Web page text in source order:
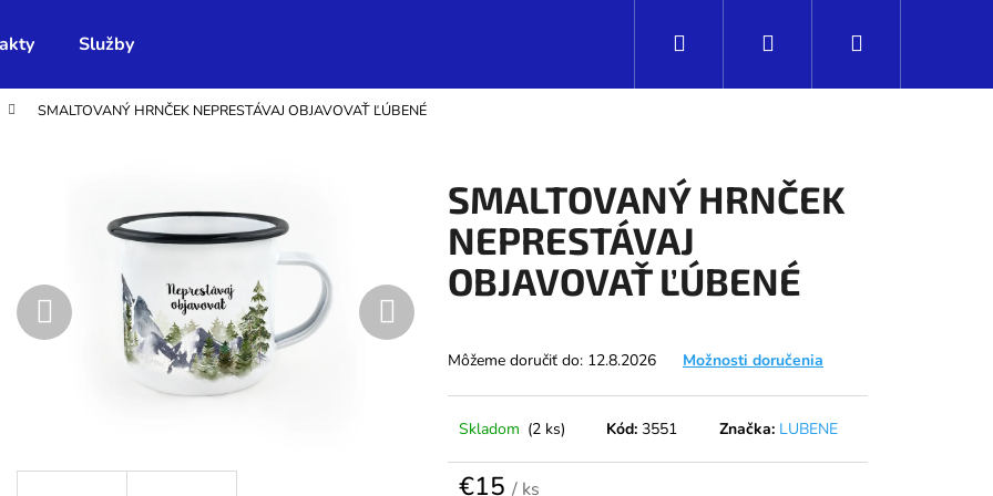
Služby Prihlásenie
SMALTOVANÝ HRNČEK NEPRESTÁVAJ OBJAVOVAŤ ĽÚBENÉ
SMALTOVANÝ HRNČEK
NEPRESTÁVAJ
OBJAVOVAŤ ĽÚBENÉ
Môžeme doručiť do: 12.8.2026 Možnosti doručenia
Skladom (2 ks) Kód: 3551 Značka: LUBENE
€15 / ks
Čo potrebujete nájsť?
Odporúčame
Nasledujúce